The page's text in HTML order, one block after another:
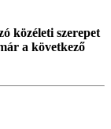
közéleti szerepet
a következő